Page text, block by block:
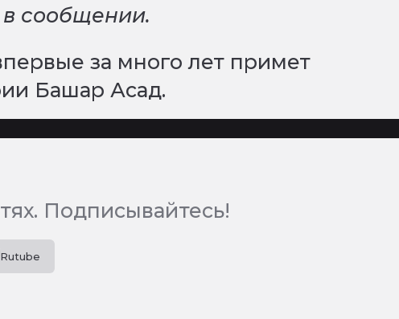
сообщении.
за много лет примет
Башар Асад.
Подписывайтесь!
Rutube